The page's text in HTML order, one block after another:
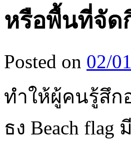
หรือพื้นที่จัด
Posted on 02/
ทำให้ผู้คนรู้สึก
ธง Beach